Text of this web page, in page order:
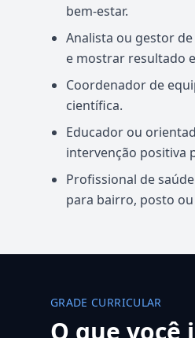
bem-estar.
Analista ou gestor
e mostrar resultado
Coordenador de
científica.
Educador ou
intervenção positiva
Profissional de
para bairro, posto ou
GRADE CURRICULAR
O que você